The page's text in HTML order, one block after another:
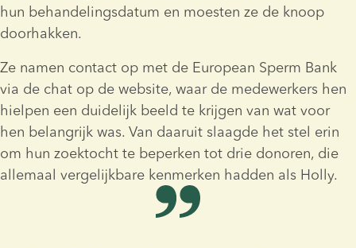
hun behandelingsdatum en moesten ze de knoop
doorhakken.
Ze namen contact op met de European Sperm Bank
via de chat op de website, waar de medewerkers hen
hielpen een duidelijk beeld te krijgen van wat voor
hen belangrijk was. Van daaruit slaagde het stel erin
om hun zoektocht te beperken tot drie donoren, die
allemaal vergelijkbare kenmerken hadden als Holly.